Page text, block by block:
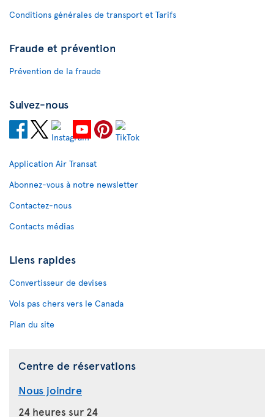
Conditions générales de transport et Tarifs
Fraude et prévention
Prévention de la fraude
Suivez-nous
Application Air Transat
Abonnez-vous à notre newsletter
Contactez-nous
Contacts médias
Liens rapides
Convertisseur de devises
Vols pas chers vers le Canada
Plan du site
Centre de réservations
Nous joindre
24 heures sur 24